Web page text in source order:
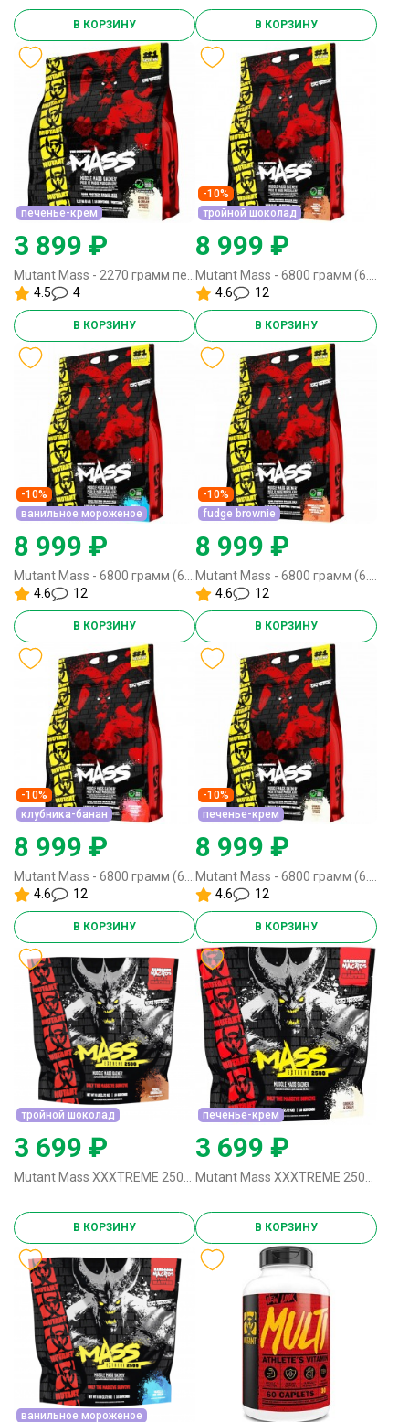
В КОРЗИНУ В КОРЗИНУ
печенье-крем
3 899 ₽
4.5
4
В КОРЗИНУ
-10%
тройной шоколад
8 999 ₽
4.6
12
В КОРЗИНУ
-10%
ванильное мороженое
8 999 ₽
4.6
12
В КОРЗИНУ
-10%
fudge brownie
8 999 ₽
4.6
12
В КОРЗИНУ
-10%
клубника-банан
8 999 ₽
4.6
12
В КОРЗИНУ
-10%
печенье-крем
8 999 ₽
4.6
12
В КОРЗИНУ
тройной шоколад
3 699 ₽
В КОРЗИНУ
печенье-крем
3 699 ₽
В КОРЗИНУ
ванильное мороженое